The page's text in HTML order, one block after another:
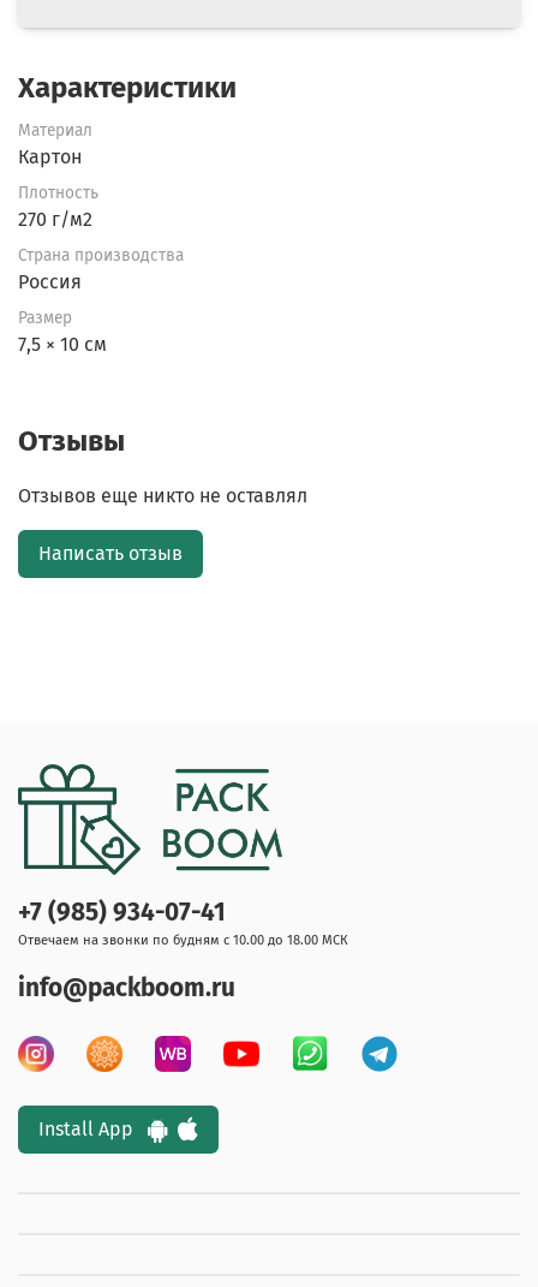
Характеристики
Материал
Картон
Плотность
270 г/м2
Страна производства
Россия
Размер
7,5 × 10 см
Отзывы
Отзывов еще никто не оставлял
Написать отзыв
Install App
+7 (985) 934-07-41
Отвечаем на звонки по будням с 10.00 до 18.00 МСК
info@packboom.ru